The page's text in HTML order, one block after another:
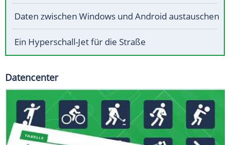
Daten zwischen Windows und Android austauschen
Ein Hyperschall-Jet für die Straße
Datencenter